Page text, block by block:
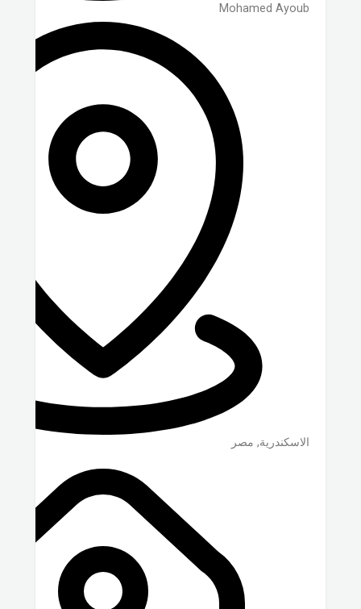
Mohamed Ayoub
الاسكندرية, مصر